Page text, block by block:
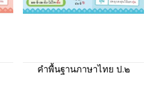
คำพื้นฐานภาษาไทย ป.๒